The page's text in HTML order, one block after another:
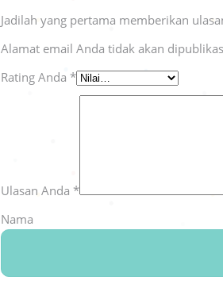
Jadilah yang pertama memberikan
Alamat email Anda tidak akan
Rating Anda *
Ulasan Anda *
Nama